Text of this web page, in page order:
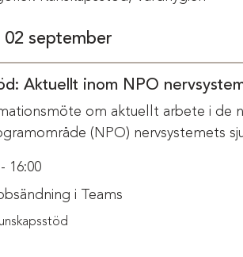
02 september
Aktuellt inom NPO
om aktuellt arbete i de
(NPO) nervsystemets
16:00
i Teams